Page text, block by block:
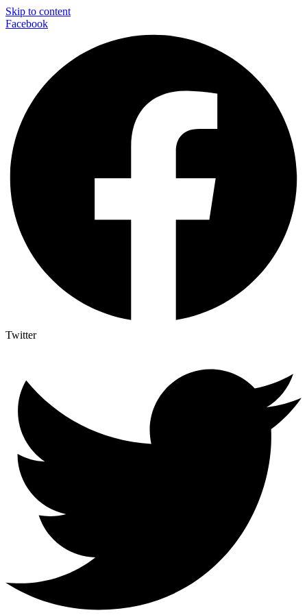
Skip to content
Facebook
Twitter